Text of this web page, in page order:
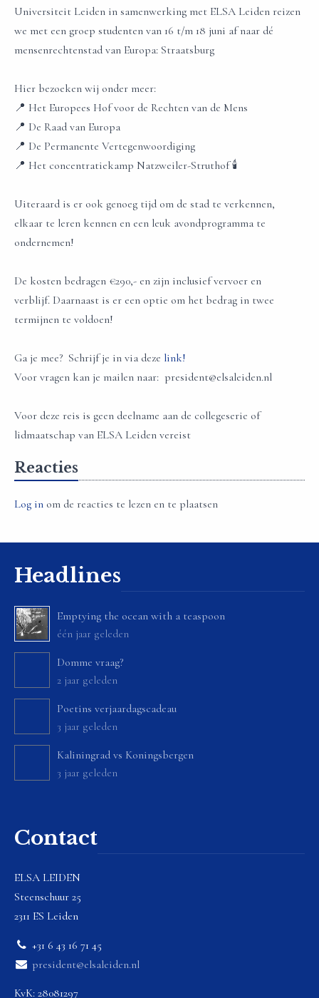
Universiteit Leiden in samenwerking met ELSA Leiden reizen
we met een groep studenten van 16 t/m 18 juni af naar dé
mensenrechtenstad van Europa: Straatsburg
Hier bezoeken wij onder meer:
📍 Het Europees Hof voor de Rechten van de Mens
📍 De Raad van Europa
📍 De Permanente Vertegenwoordiging
📍 Het concentratiekamp Natzweiler-Struthof 🕯️
Uiteraard is er ook genoeg tijd om de stad te verkennen,
elkaar te leren kennen en een leuk avondprogramma te
ondernemen!
De kosten bedragen €290,- en zijn inclusief vervoer en
verblijf. Daarnaast is er een optie om het bedrag in twee
termijnen te voldoen!
Ga je mee? Schrijf je in via deze link!
Voor vragen kan je mailen naar: president@elsaleiden.nl
Voor deze reis is geen deelname aan de collegeserie of
lidmaatschap van ELSA Leiden vereist
Reacties
Log in om de reacties te lezen en te plaatsen
Headlines
Emptying the ocean with a teaspoon
één jaar geleden
Domme vraag?
2 jaar geleden
Poetins verjaardagscadeau
3 jaar geleden
Kaliningrad vs Koningsbergen
3 jaar geleden
Contact
ELSA LEIDEN
Steenschuur 25
2311 ES Leiden
+31 6 43 16 71 45
president@elsaleiden.nl
KvK: 28081297